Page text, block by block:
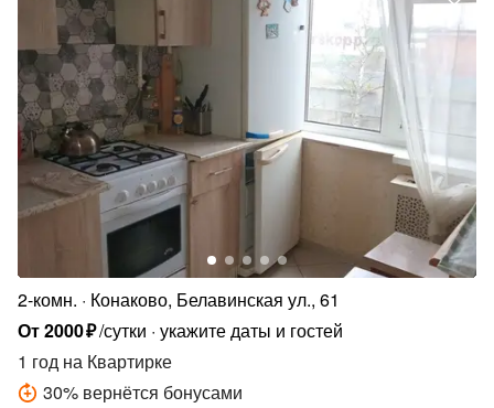
2-комн.
Конаково, Белавинская ул., 61
От2000₽/сутки укажите даты и гостей
1 год на Квартирке
30% вернётся бонусами